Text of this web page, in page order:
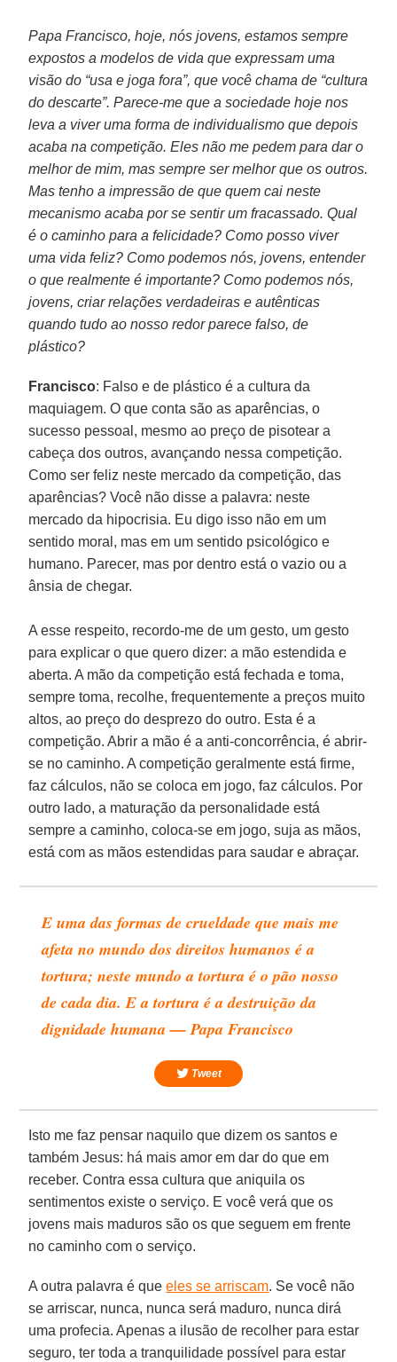
Papa Francisco, hoje, nós jovens, estamos sempre
expostos a modelos de vida que expressam uma
visão do “usa e joga fora”, que você chama de “cultura
do descarte”. Parece-me que a sociedade hoje nos
leva a viver uma forma de individualismo que depois
acaba na competição. Eles não me pedem para dar o
melhor de mim, mas sempre ser melhor que os outros.
Mas tenho a impressão de que quem cai neste
mecanismo acaba por se sentir um fracassado. Qual
é o caminho para a felicidade? Como posso viver
uma vida feliz? Como podemos nós, jovens, entender
o que realmente é importante? Como podemos nós,
jovens, criar relações verdadeiras e autênticas
quando tudo ao nosso redor parece falso, de
plástico?
Francisco: Falso e de plástico é a cultura da
maquiagem. O que conta são as aparências, o
sucesso pessoal, mesmo ao preço de pisotear a
cabeça dos outros, avançando nessa competição.
Como ser feliz neste mercado da competição, das
aparências? Você não disse a palavra: neste
mercado da hipocrisia. Eu digo isso não em um
sentido moral, mas em um sentido psicológico e
humano. Parecer, mas por dentro está o vazio ou a
ânsia de chegar.
A esse respeito, recordo-me de um gesto, um gesto
para explicar o que quero dizer: a mão estendida e
aberta. A mão da competição está fechada e toma,
sempre toma, recolhe, frequentemente a preços muito
altos, ao preço do desprezo do outro. Esta é a
competição. Abrir a mão é a anti-concorrência, é abrir-
se no caminho. A competição geralmente está firme,
faz cálculos, não se coloca em jogo, faz cálculos. Por
outro lado, a maturação da personalidade está
sempre a caminho, coloca-se em jogo, suja as mãos,
está com as mãos estendidas para saudar e abraçar.
E uma das formas de crueldade que mais me
afeta no mundo dos direitos humanos é a
tortura; neste mundo a tortura é o pão nosso
de cada dia. E a tortura é a destruição da
dignidade humana — Papa Francisco
Tweet
Isto me faz pensar naquilo que dizem os santos e
também Jesus: há mais amor em dar do que em
receber. Contra essa cultura que aniquila os
sentimentos existe o serviço. E você verá que os
jovens mais maduros são os que seguem em frente
no caminho com o serviço.
A outra palavra é queeles se arriscam. Se você não
se arriscar, nunca, nunca será maduro, nunca dirá
uma profecia. Apenas a ilusão de recolher para estar
seguro, ter toda a tranquilidade possível para estar